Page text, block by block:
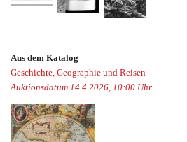
Aus dem Katalog
Geschichte, Geographie und Reisen
Auktionsdatum 14.4.2026, 10:00 Uhr